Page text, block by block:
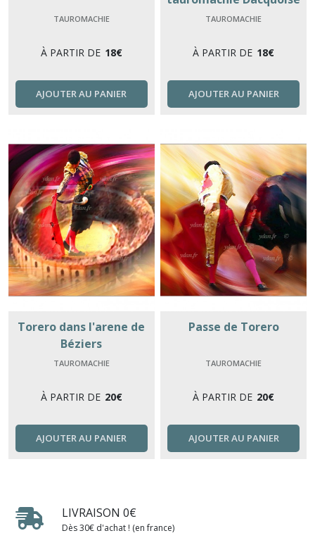
TAUROMACHIE
À PARTIR DE 18€
AJOUTER AU PANIER
TAUROMACHIE
À PARTIR DE 18€
AJOUTER AU PANIER
Torero dans l'arene de
Béziers
TAUROMACHIE
À PARTIR DE 20€
AJOUTER AU PANIER
Passe de Torero
TAUROMACHIE
À PARTIR DE 20€
AJOUTER AU PANIER
LIVRAISON 0€
Dès 30€ d'achat ! (en france)